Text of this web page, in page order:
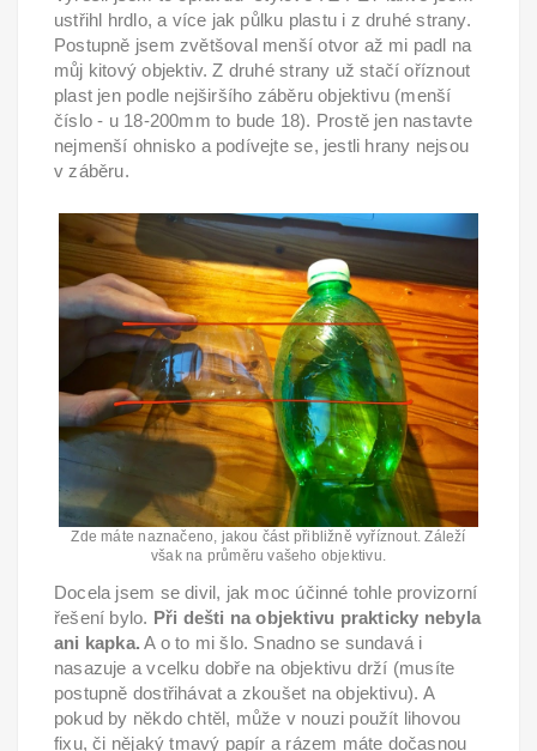
ustřihl hrdlo, a více jak půlku plastu i z druhé strany.
Postupně jsem zvětšoval menší otvor až mi padl na
můj kitový objektiv. Z druhé strany už stačí oříznout
plast jen podle nejširšího záběru objektivu (menší
číslo - u 18-200mm to bude 18). Prostě jen nastavte
nejmenší ohnisko a podívejte se, jestli hrany nejsou
v záběru.
Zde máte naznačeno, jakou část přibližně vyříznout. Záleží
však na průměru vašeho objektivu.
Docela jsem se divil, jak moc účinné tohle provizorní
řešení bylo. Při dešti na objektivu prakticky nebyla
ani kapka. A o to mi šlo. Snadno se sundavá i
nasazuje a vcelku dobře na objektivu drží (musíte
postupně dostřihávat a zkoušet na objektivu). A
pokud by někdo chtěl, může v nouzi použít lihovou
fixu, či nějaký tmavý papír a rázem máte dočasnou